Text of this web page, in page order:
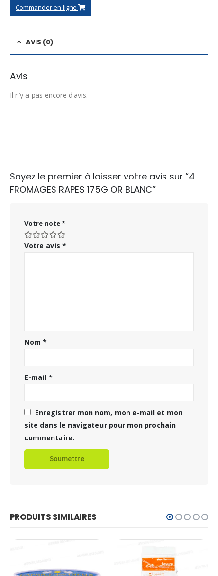
Commander en ligne
AVIS (0)
Avis
Il n’y a pas encore d’avis.
Soyez le premier à laisser votre avis sur “4
FROMAGES RAPES 175G OR BLANC”
Votre note*
Votre avis *
Nom*
E-mail *
Enregistrer mon nom, mon e-mail et mon
site dans le navigateur pour mon prochain
commentaire.
PRODUITS SIMILAIRES